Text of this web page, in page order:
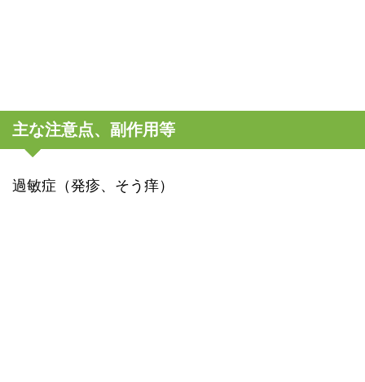
主な注意点、副作用等
過敏症（発疹、そう痒）